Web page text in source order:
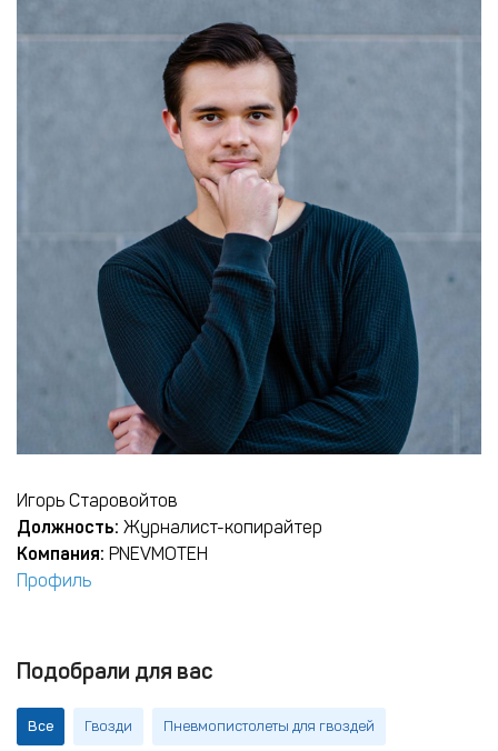
Игорь Старовойтов
Должность: Журналист-копирайтер
Компания: PNEVMOTEH
Профиль
Подобрали для вас
Все Гвозди Пневмопистолеты для гвоздей